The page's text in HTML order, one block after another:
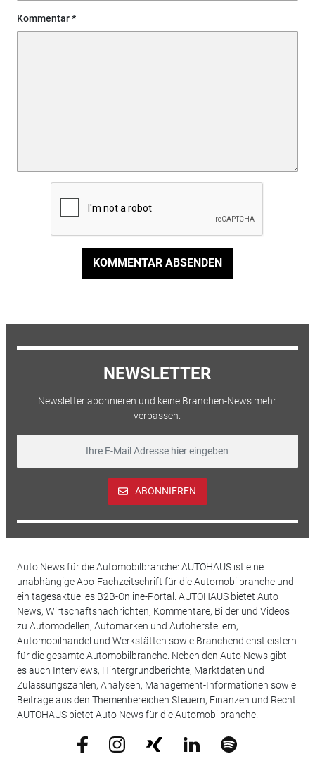
Kommentar
KOMMENTAR ABSENDEN
NEWSLETTER
Newsletter abonnieren und keine Branchen-News mehr
verpassen.
ABONNIEREN
Auto News für die Automobilbranche: AUTOHAUS ist eine
unabhängige Abo-Fachzeitschrift für die Automobilbranche und
ein tagesaktuelles B2B-Online-Portal. AUTOHAUS bietet Auto
News, Wirtschaftsnachrichten, Kommentare, Bilder und Videos
zu Automodellen, Automarken und Autoherstellern,
Automobilhandel und Werkstätten sowie Branchendienstleistern
für die gesamte Automobilbranche. Neben den Auto News gibt
es auch Interviews, Hintergrundberichte, Marktdaten und
Zulassungszahlen, Analysen, Management-Informationen sowie
Beiträge aus den Themenbereichen Steuern, Finanzen und Recht.
AUTOHAUS bietet Auto News für die Automobilbranche.